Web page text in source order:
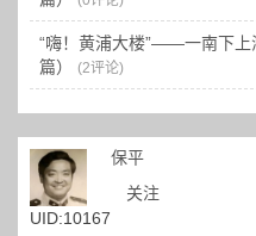
“嗨！黄浦大楼”——一南下上
篇）
(2评论)
UID:10167
保平
关注